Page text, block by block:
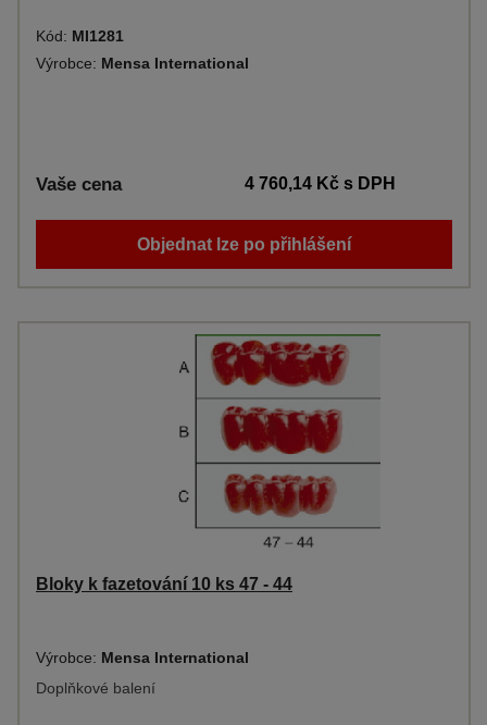
Kód: MI1281
Výrobce: Mensa International
Vaše cena 4 760,14 Kčs DPH
Objednat lze po přihlášení
Bloky k fazetování 10 ks 47 - 44
Výrobce: Mensa International
Doplňkové balení